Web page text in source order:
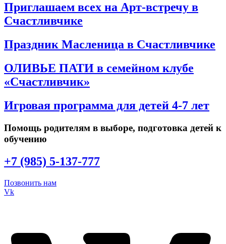
Приглашаем всех на Арт-встречу в
Счастливчике
Праздник Масленица в Счастливчике
ОЛИВЬЕ ПАТИ в семейном клубе
«Счастливчик»
Игровая программа для детей 4-7 лет
Помощь родителям в выборе, подготовка детей к
обучению
+7 (985) 5-137-777
Позвонить нам
Vk